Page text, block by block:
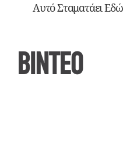
Αυτό Σταματάει Εδώ
ΒΙΝΤΕΟ